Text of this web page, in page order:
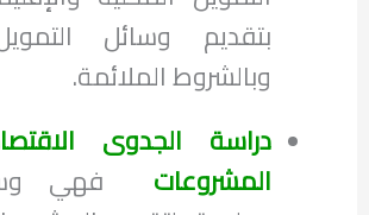
بتقديم وسائل
وبالشروط الملائمة.
دراسة الجدوى
المشروعات
فهي